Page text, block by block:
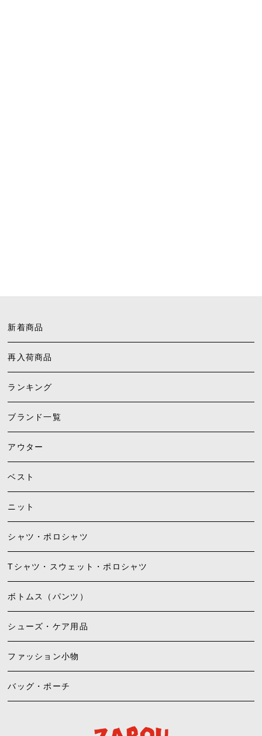
新着商品
再入荷商品
ランキング
ブランド一覧
アウター
ベスト
ニット
シャツ・ポロシャツ
Tシャツ・スウェット・ポロシャツ
ボトムス（パンツ）
シューズ・ケア用品
ファッション小物
バッグ・ポーチ